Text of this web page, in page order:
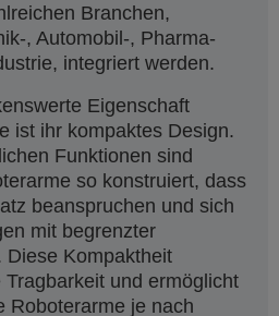
Branchen,
, Automobil-, Pharma-
integriert werden.
Eigenschaft
ist ihr kompaktes Design.
Funktionen sind
so konstruiert, dass
beanspruchen und sich
mit begrenzter
Diese Kompaktheit
und ermöglicht
Roboterarme je nach